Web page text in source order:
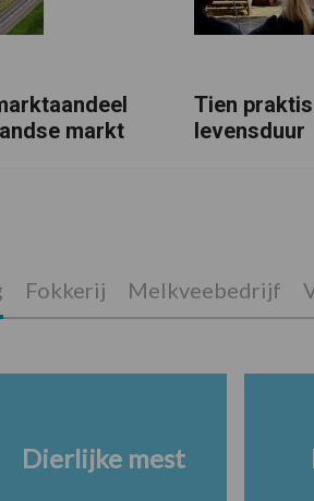
markt
Tien
levensduur
Fokkerij Melkveebedrijf
Dierlijke mest